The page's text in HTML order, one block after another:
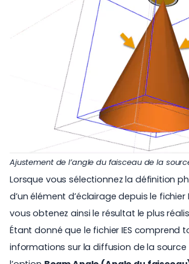
Ajustement de l’angle du faisceau de la
Lorsque vous sélectionnez la définition
d’un élément d’éclairage depuis le fichier
vous obtenez ainsi le résultat le plus
Étant donné que le fichier IES comprend
informations sur la diffusion de la source